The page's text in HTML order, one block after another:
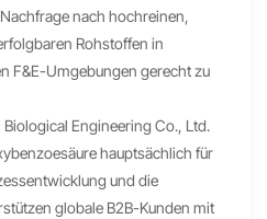
nach hochreinen,
Rohstoffen in
F&E-Umgebungen gerecht zu
Engineering Co., Ltd.
hauptsächlich für
und die
globale B2B-Kunden mit